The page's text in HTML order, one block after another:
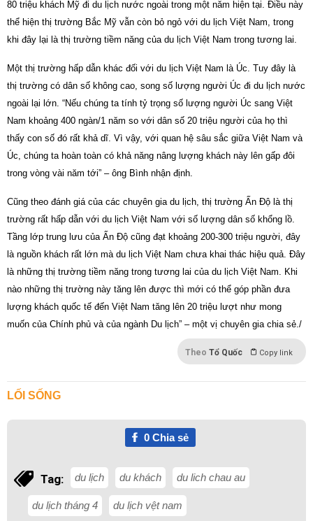
80 triệu khách Mỹ đi du lịch nước ngoài trong một năm hiện tại. Điều này
thể hiện thị trường Bắc Mỹ vẫn còn bỏ ngỏ với du lịch Việt Nam, trong
khi đây lại là thị trường tiềm năng của du lịch Việt Nam trong tương lai.
Một thị trường hấp dẫn khác đối với du lịch Việt Nam là Úc. Tuy đây là
thị trường có dân số không cao, song số lượng người Úc đi du lịch nước
ngoài lại lớn. “Nếu chúng ta tính tỷ trọng số lượng người Úc sang Việt
Nam khoảng 400 ngàn/1 năm so với dân số 20 triệu người của họ thì
thấy con số đó rất khả dĩ. Vì vậy, với quan hệ sâu sắc giữa Việt Nam và
Úc, chúng ta hoàn toàn có khả năng nâng lượng khách này lên gấp đôi
trong vòng vài năm tới” – ông Bình nhận định.
Cũng theo đánh giá của các chuyên gia du lịch, thị trường Ấn Độ là thị
trường rất hấp dẫn với du lịch Việt Nam với số lượng dân số khổng lồ.
Tầng lớp trung lưu của Ấn Độ cũng đạt khoảng 200-300 triệu người, đây
là nguồn khách rất lớn mà du lịch Việt Nam chưa khai thác hiệu quả. Đây
là những thị trường tiềm năng trong tương lai của du lịch Việt Nam. Khi
nào những thị trường này tăng lên được thì mới có thể góp phần đưa
lượng khách quốc tế đến Việt Nam tăng lên 20 triệu lượt như mong
muốn của Chính phủ và của ngành Du lịch” – một vị chuyên gia chia sẻ./
Theo Tổ Quốc Copy link
LỐI SỐNG
0Chia sẻ
Tag: du lịch du khách du lich chau au
du lịch tháng 4 du lịch vệt nam